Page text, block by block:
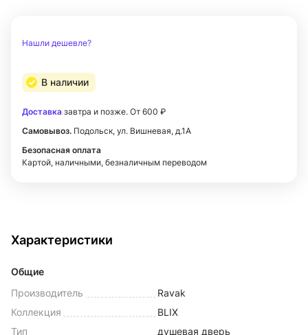
Нашли дешевле?
В наличии
Доставка завтра и позже. От 600 ₽
Самовывоз. Подольск, ул. Вишневая, д.1А
Безопасная оплата
Картой, наличными, безналичным переводом
Характеристики
Общие
Производитель
Ravak
Коллекция
BLIX
Тип
душевая дверь